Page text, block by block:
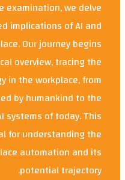
examination, we delve
implications of AI and
Our journey begins
overview, tracing the
in the workplace, from
by humankind to the
systems of today. This
for understanding the
automation and its
potential trajectory.